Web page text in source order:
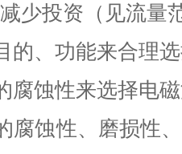
少投资（见流量
的、功能来合理
腐蚀性来选择电
腐蚀性、磨损性